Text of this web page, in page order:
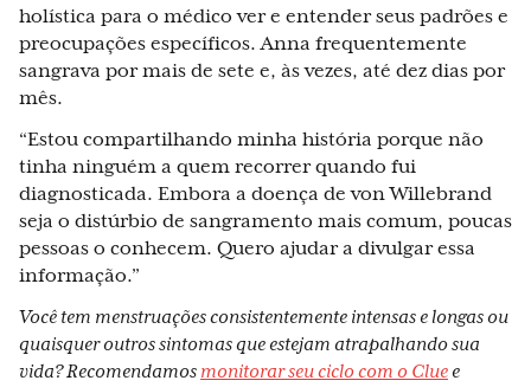
holística para o médico ver e entender seus padrões e
preocupações específicos. Anna frequentemente
sangrava por mais de sete e, às vezes, até dez dias por
mês.
“Estou compartilhando minha história porque não
tinha ninguém a quem recorrer quando fui
diagnosticada. Embora a doença de von Willebrand
seja o distúrbio de sangramento mais comum, poucas
pessoas o conhecem. Quero ajudar a divulgar essa
informação.”
Você tem menstruações consistentemente intensas e longas ou
quaisquer outros sintomas que estejam atrapalhando sua
vida? Recomendamos monitorar seu ciclo com o Cluee